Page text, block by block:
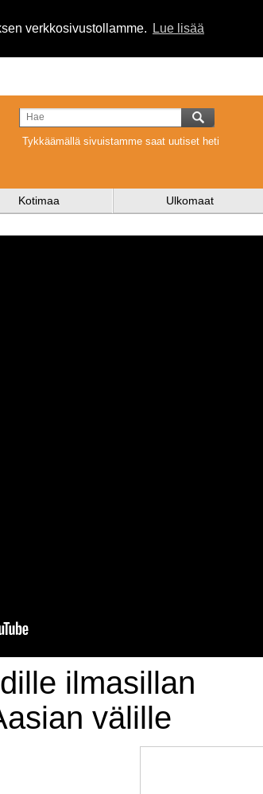
verkkosivustollamme. Lue lisää
Tykkäämällä sivuistamme saat uutiset heti
Kotimaa Ulkomaat
ilmasillan
välille